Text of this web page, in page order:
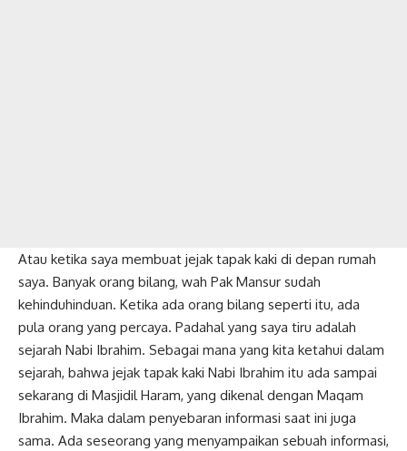
Atau ketika saya membuat jejak tapak kaki di depan rumah
saya. Banyak orang bilang, wah Pak Mansur sudah
kehinduhinduan. Ketika ada orang bilang seperti itu, ada
pula orang yang percaya. Padahal yang saya tiru adalah
sejarah Nabi Ibrahim. Sebagai mana yang kita ketahui dalam
sejarah, bahwa jejak tapak kaki Nabi Ibrahim itu ada sampai
sekarang di Masjidil Haram, yang dikenal dengan Maqam
Ibrahim. Maka dalam penyebaran informasi saat ini juga
sama. Ada seseorang yang menyampaikan sebuah informasi,